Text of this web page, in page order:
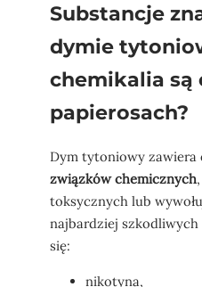
Substancje
dymie
chemikalia są
papierosach?
Dym tytoniowy zawiera
związków chemicznych
toksycznych lub
najbardziej szkodliwych
się:
nikotyna,